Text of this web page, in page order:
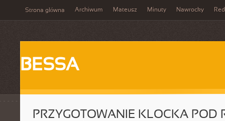
Strona główna Archiwum Mateusz Minuty Nawrocky
BESSA
PRZYGOTOWANIE KLOCKA POD